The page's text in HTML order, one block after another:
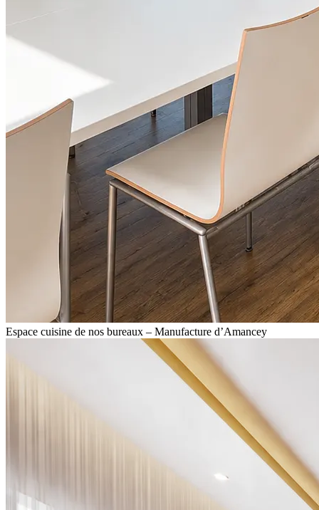
Espace cuisine de nos bureaux – Manufacture d’Amancey